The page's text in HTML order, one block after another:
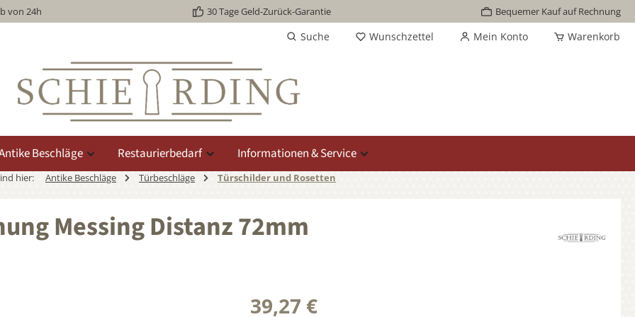
von 24h 30 Tage Geld-Zurück-Garantie Bequemer Kauf auf Rechnung
Suche Wunschzettel Mein Konto Warenkorb
Beschläge Restaurierbedarf Informationen & Service
hier: Antike Beschläge Türbeschläge Türschilder und Rosetten
Messing Distanz 72mm
39,27 €